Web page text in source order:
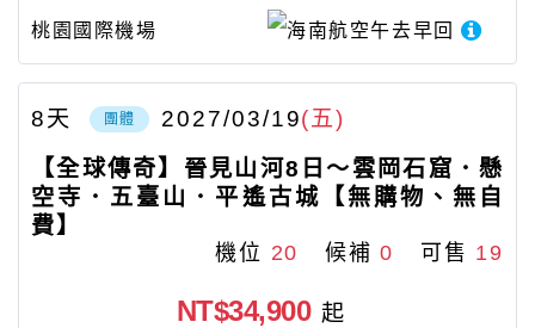
桃園國際機場 海南航空午去早回
團體 2027/03/19(五)
8天
【全球傳奇】晉見山河8日～雲岡石窟．懸
空寺．五臺山．平遙古城【無購物、無自
費】
機位 20 候補0 可售 19
NT$34,900 起